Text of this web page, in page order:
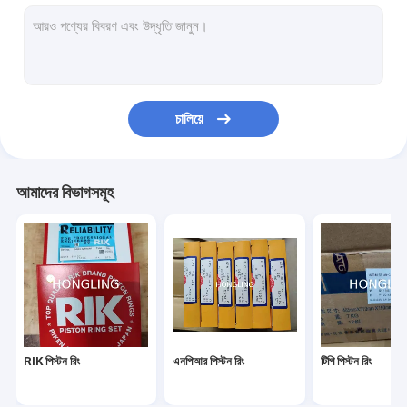
নিসান জেনুইন খুচরা যন্ত্রাংশ
মিতসুবিশি ফুসো ইঞ্জিন যন্ত্রাংশ
Komatsu খননকারী ইঞ্জিন অংশ
NOK তেল সিল
চালিয়ে
আমাদের বিভাগসমূহ
RIK পিস্টন রিং এনপিআর পিস্টন রিং টিপি পিস্টন রিং